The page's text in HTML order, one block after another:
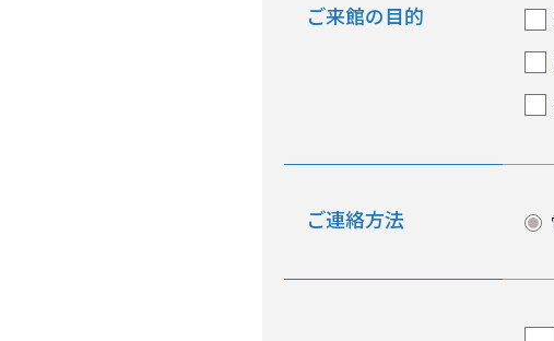
ご来館の目的
ご連絡方法